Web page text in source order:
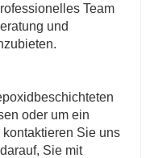
Team
und
oder um ein
kontaktieren Sie uns
Sie mit